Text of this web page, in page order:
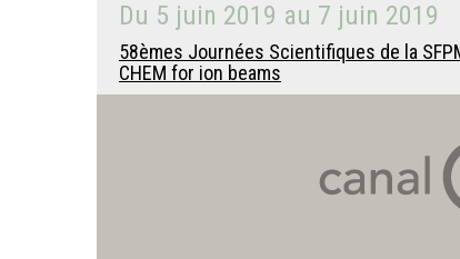
Du 5 juin 2019 au 7 juin 2019
58èmes Journées Scientifiques de la
CHEM for ion beams